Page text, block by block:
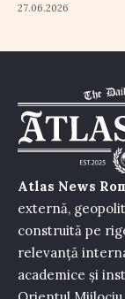
27.06.2026
Atlas News
externă,
construită pe
relevanță
academice și